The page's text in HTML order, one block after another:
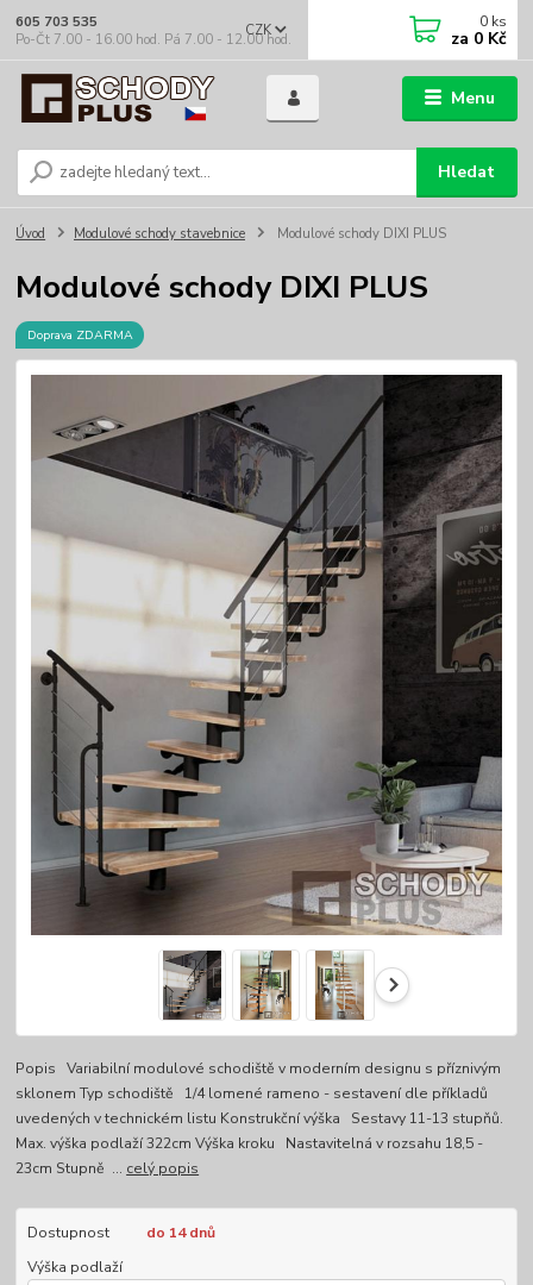
Menu
CZK
Hledat
605 703 535
Po-Čt 7.00 - 16.00 hod. Pá 7.00 - 12.00 hod.
0 ks
za 0 Kč
Úvod Modulové schody stavebnice Modulové schody DIXI PLUS
Modulové schody DIXI PLUS
Doprava ZDARMA
Popis Variabilní modulové schodiště v moderním designu s příznivým
sklonem Typ schodiště 1/4 lomené rameno - sestavení dle příkladů
uvedených v technickém listu Konstrukční výška Sestavy 11-13 stupňů.
Max. výška podlaží 322cm Výška kroku Nastavitelná v rozsahu 18,5 -
23cm Stupně ... celý popis
Dostupnost
do 14 dnů
Výška podlaží